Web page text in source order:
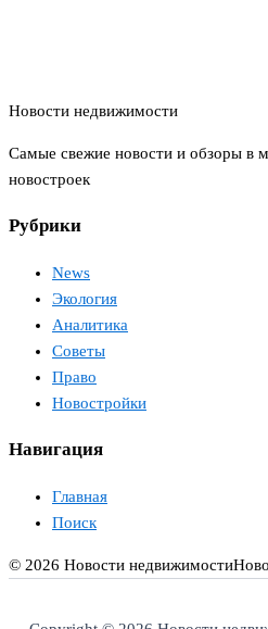
Новости недвижимости
Самые свежие новости и обзоры в
новостроек
Рубрики
News
Экология
Аналитика
Советы
Право
Новостройки
Навигация
Главная
Поиск
© 2026 Новости недвижимости